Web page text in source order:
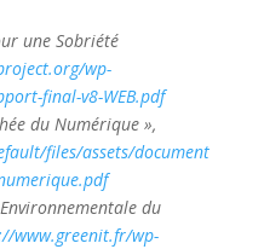
une Sobriété
wp-
final-v8-WEB.pdf
du Numérique »,
files/assets/document
du
www.greenit.fr/wp-